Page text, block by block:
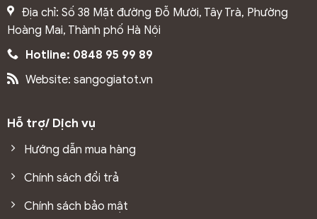
1.2 Ưu điểm của trần nhựa
Địa chỉ: Số 38 Mặt đường Đỗ Mười, Tây Trà, Phường
Hoàng Mai, Thành phố Hà Nội
Hotline: 0848 95 99 89
Website: sangogiatot.vn
Hỗ trợ/ Dịch vụ
Hướng dẫn mua hàng
Chính sách đổi trả
Chính sách bảo mật